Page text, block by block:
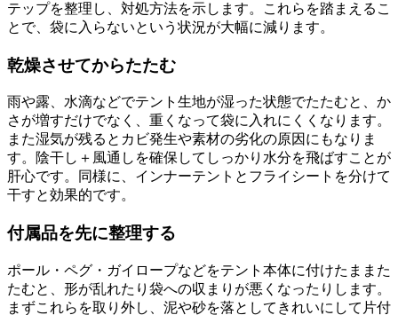
テップを整理し、対処方法を示します。これらを踏まえるこ
とで、袋に入らないという状況が大幅に減ります。
乾燥させてからたたむ
雨や露、水滴などでテント生地が湿った状態でたたむと、か
さが増すだけでなく、重くなって袋に入れにくくなります。
また湿気が残るとカビ発生や素材の劣化の原因にもなりま
す。陰干し＋風通しを確保してしっかり水分を飛ばすことが
肝心です。同様に、インナーテントとフライシートを分けて
干すと効果的です。
付属品を先に整理する
ポール・ペグ・ガイロープなどをテント本体に付けたままた
たむと、形が乱れたり袋への収まりが悪くなったりします。
まずこれらを取り外し、泥や砂を落としてきれいにして片付